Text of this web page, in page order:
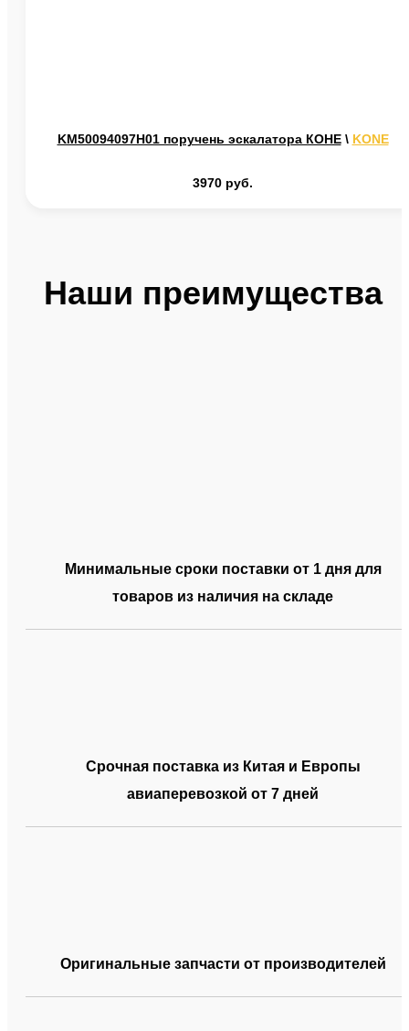
KM50094097H01 поручень эскалатора КОНЕ\ KONE
3970 руб.
Наши преимущества
Минимальные сроки поставки от 1 дня для
товаров из наличия на складе
Срочная поставка из Китая и Европы
авиаперевозкой от 7 дней
Оригинальные запчасти от производителей